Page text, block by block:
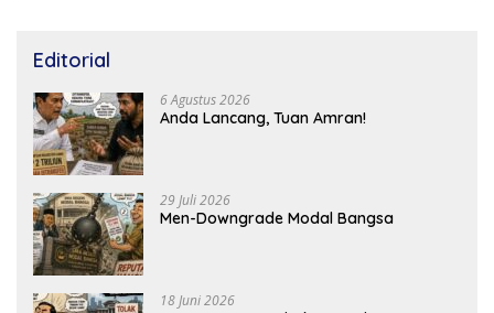
Editorial
6 Agustus 2026
Anda Lancang, Tuan Amran!
29 Juli 2026
Men-Downgrade Modal Bangsa
18 Juni 2026